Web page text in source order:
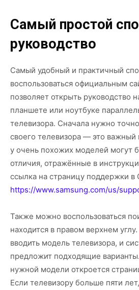
Самый простой
руководство
Самый удобный и практичный
воспользоваться официальным
позволяет открыть руководство
планшете или ноутбуке
телевизора. Сначала нужно
своего телевизора — это важный
у очень похожих моделей могут
отличия, отражённые в
ссылка на страницу поддержки
https://www.samsung.com/us/
Также можно воспользоваться
находится в правом верхнем
вводить модель телевизора, и
предложит подходящие
нужной модели откроется
Если телевизору больше пяти